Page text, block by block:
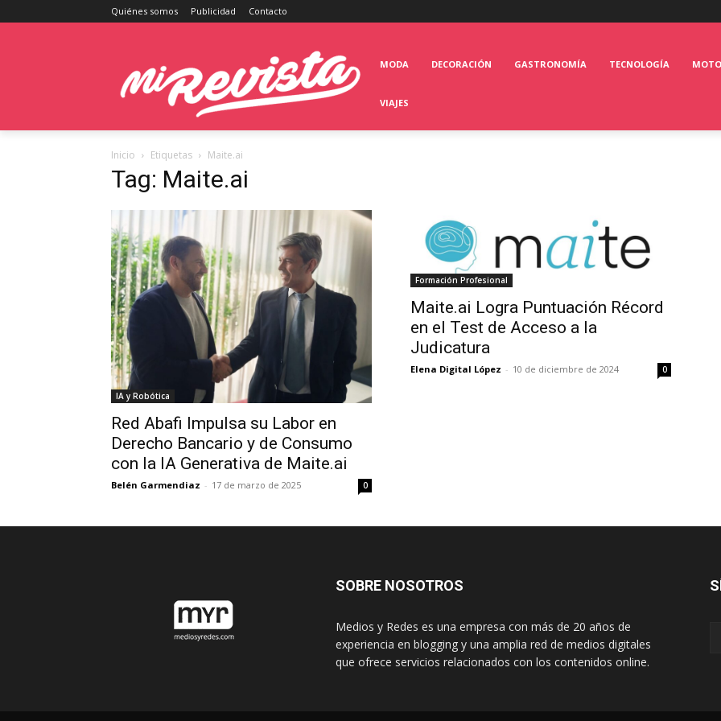
Quiénes somos Publicidad Contacto
MODA DECORACIÓN GASTRONOMÍA TECNOLOGÍA
VIAJES
Inicio Etiquetas Maite.ai
Tag: Maite.ai
IA y Robótica
Red Abafi Impulsa su Labor en
Derecho Bancario y de Consumo
con la IA Generativa de Maite.ai
Belén Garmendiaz - 17 de marzo de 2025 0
Formación Profesional
Maite.ai Logra Puntuación Récord
en el Test de Acceso a la
Judicatura
Elena Digital López - 10 de diciembre de 2024 0
SOBRE NOSOTROS
Medios y Redes es una empresa con más de 20 años de
experiencia en blogging y una amplia red de medios digitales
que ofrece servicios relacionados con los contenidos online.